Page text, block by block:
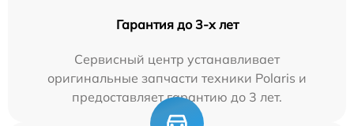
Гарантия до 3-х лет
Сервисный центр устанавливает
оригинальные запчасти техники Polaris и
предоставляет гарантию до 3 лет.